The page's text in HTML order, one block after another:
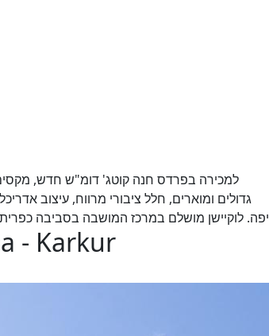
גדולים ומוארים, חלל ציבורי מרווח, עיצוב
יפה. לוקיישן מושלם במרכז המושבה בסביבה כפרית.
- Karkur